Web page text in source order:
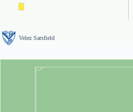
Velez Sarsfield